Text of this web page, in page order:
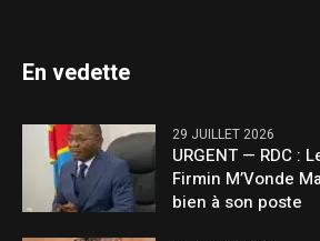
En vedette
29 JUILLET 2026
URGENT — RDC :
Firmin M’Vonde
bien à son poste